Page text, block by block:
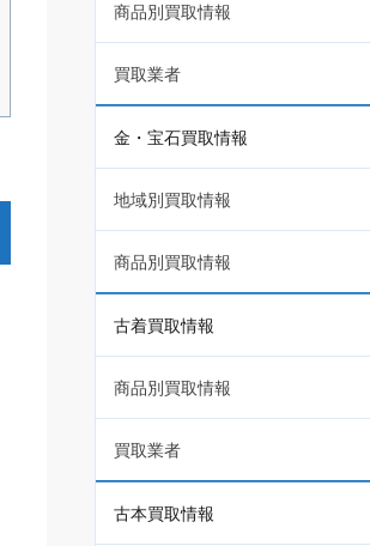
商品別買取情報
買取業者
金・宝石買取情報
地域別買取情報
商品別買取情報
古着買取情報
商品別買取情報
買取業者
古本買取情報